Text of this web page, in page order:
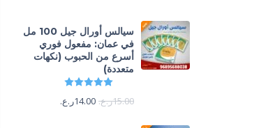
سيالس أورال جيل 100 مل
في عمان: مفعول فوري
أسرع من الحبوب (نكهات
متعددة)
15.00ر.ع. 14.00ر.ع.